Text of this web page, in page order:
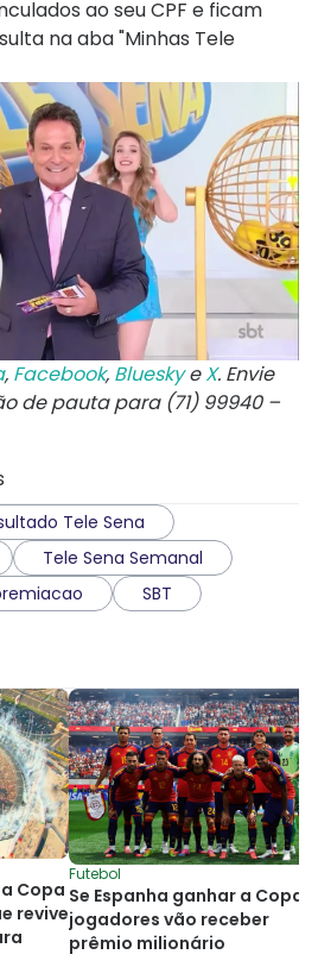
ao seu CPF e ficam
na aba "Minhas Tele
, Facebook, BlueskyeX. Envie
de pauta para (71) 99940 –
Tele Sena
Tele Sena Semanal
SBT
Copa
revive
Futebol
Se Espanha ganhar a Copa,
jogadores vão receber
prêmio milionário